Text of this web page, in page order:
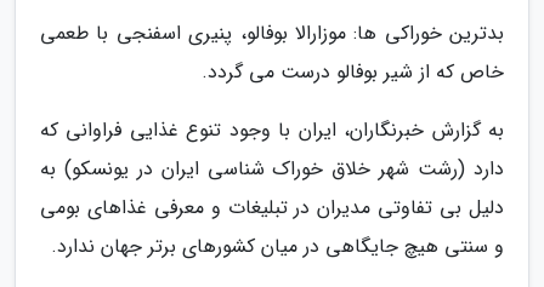
بدترین خوراکی ها: موزارالا بوفالو، پنیری اسفنجی با طعمی
خاص که از شیر بوفالو درست می گردد.
به گزارش خبرنگاران، ایران با وجود تنوع غذایی فراوانی که
دارد (رشت شهر خلاق خوراک شناسی ایران در یونسکو) به
دلیل بی تفاوتی مدیران در تبلیغات و معرفی غذاهای بومی
و سنتی هیچ جایگاهی در میان کشورهای برتر جهان ندارد.